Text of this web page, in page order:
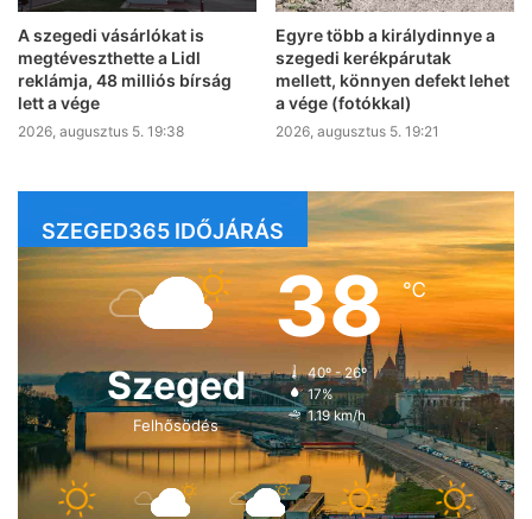
A szegedi vásárlókat is
megtéveszthette a Lidl
reklámja, 48 milliós bírság
lett a vége
2026, augusztus 5. 19:38
Egyre több a királydinnye a
szegedi kerékpárutak
mellett, könnyen defekt lehet
a vége (fotókkal)
2026, augusztus 5. 19:21
SZEGED365 IDŐJÁRÁS
Szeged
Felhősödés
38℃
40º - 26º
17%
1.19 km/h